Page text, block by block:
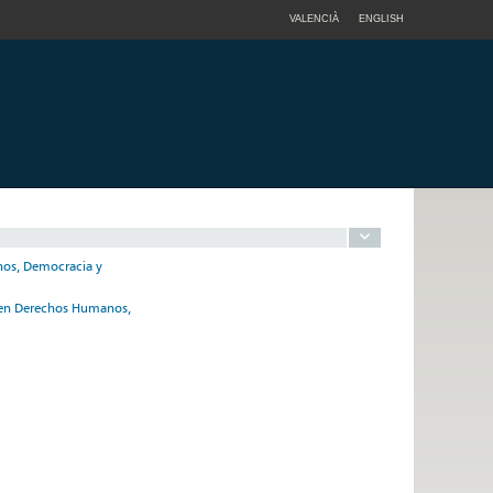
VALENCIÀ ENGLISH
Democracia y
Derechos Humanos,